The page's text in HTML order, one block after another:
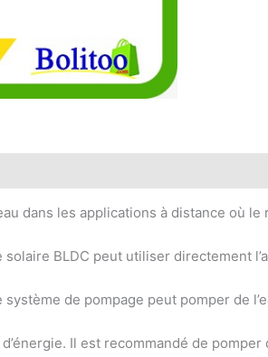
dans les applications à distance où
BLDC peut utiliser directement
de pompage peut pomper de
Il est recommandé de